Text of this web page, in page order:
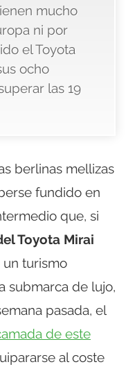
mucho
ni por
el Toyota
ocho
las 19
berlinas mellizas
fundido en
que, si
Toyota Mirai
turismo
submarca de lujo,
pasada, el
de este
al coste